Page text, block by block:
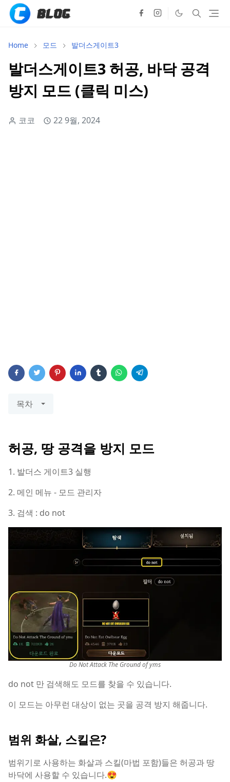
Home 모드 발더스게이트3
발더스게이트3 허공, 바닥 공격
방지 모드 (클릭 미스)
코코 22 9월, 2024
목차
허공, 땅 공격을 방지 모드
1. 발더스 게이트3 실행
2. 메인 메뉴 - 모드 관리자
3. 검색 : do not
Do Not Attack The Ground of yms
do not 만 검색해도 모드를 찾을 수 있습니다.
이 모드는 아무런 대상이 없는 곳을 공격 방지 해줍니다.
범위 화살, 스킬은?
범위기로 사용하는 화살과 스킬(마법 포함)들은 허공과 땅
바닥에 사용할 수 있습니다.😍